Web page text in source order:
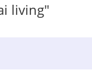
living"